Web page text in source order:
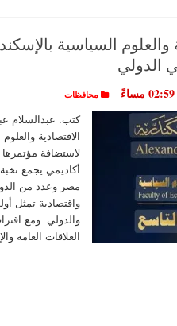
والعلوم السياسية
الدولي
محافظات
كتب: عبدالسلام
الاقتصادية
أكاديمي يجمع
مصر وعدد من
واقتصادية تمثل
والدولي. ومع
العلاقات العامة